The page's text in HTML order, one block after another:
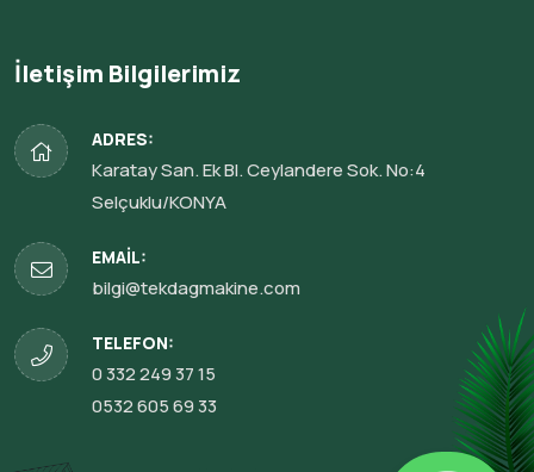
İletişim Bilgilerimiz
ADRES:
Karatay San. Ek Bl. Ceylandere Sok. No:4
Selçuklu/KONYA
EMAIL:
bilgi@tekdagmakine.com
TELEFON:
0 332 249 37 15
0532 605 69 33